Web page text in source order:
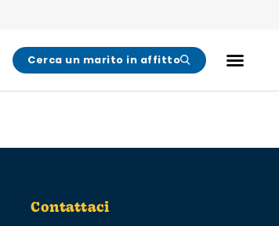
Cerca un marito in affitto
Contattaci